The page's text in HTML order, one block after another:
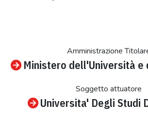
Amministrazione
Ministero dell'Università e
Soggetto attuatore
Universita' Degli Studi